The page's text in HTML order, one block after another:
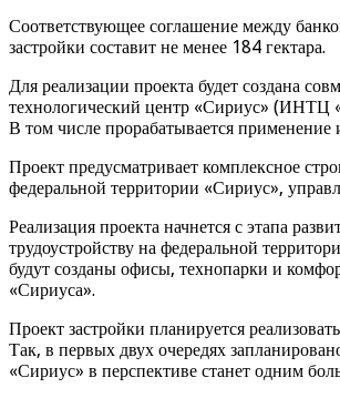
Соответствующее соглашение между
застройки составит не менее 184 гектара.
Для реализации проекта будет создана
технологический центр «Сириус» (ИНТЦ
В том числе прорабатывается
Проект предусматривает комплексное
федеральной территории «Сириус»,
Реализация проекта начнется с этапа
трудоустройству на федеральной
будут созданы офисы, технопарки и
«Сириуса».
Проект застройки планируется
Так, в первых двух очередях
«Сириус» в перспективе станет одним